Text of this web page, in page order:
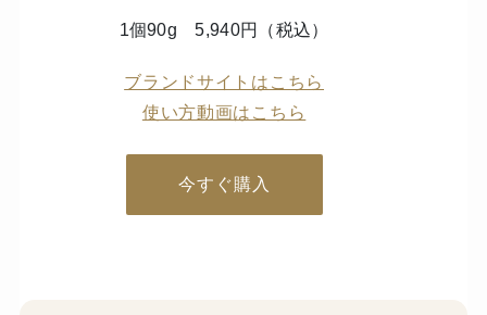
1個90g 5,940円（税込）
ブランドサイトはこちら
使い方動画はこちら
今すぐ購入